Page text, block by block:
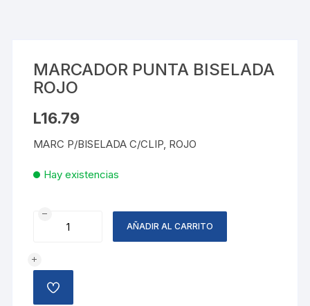
MARCADOR PUNTA BISELADA
ROJO
L16.79
MARC P/BISELADA C/CLIP, ROJO
Hay existencias
MARCADOR
PUNTA
ROJO
cantidad
AÑADIR AL CARRITO
AÑADIR
A